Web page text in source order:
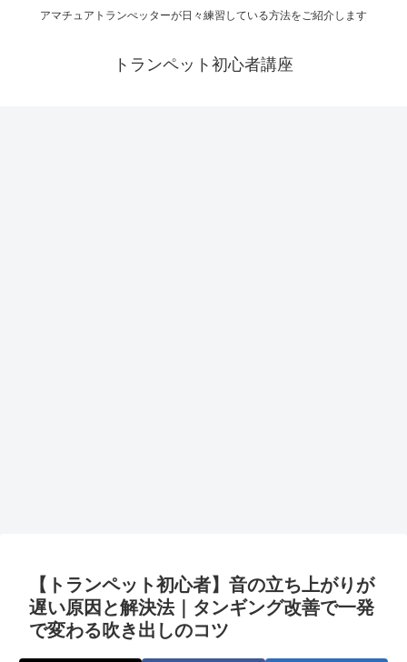
アマチュアトランぺッターが日々練習している方法をご紹介します
トランペット初心者講座
【トランペット初心者】音の立ち上がりが
遅い原因と解決法｜タンギング改善で一発
で変わる吹き出しのコツ